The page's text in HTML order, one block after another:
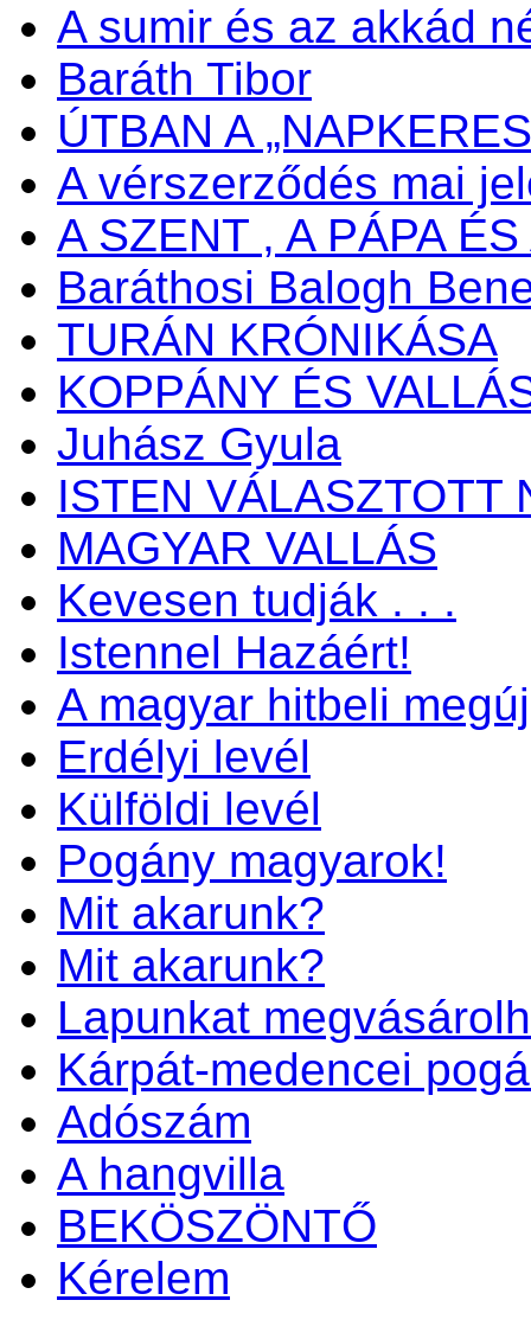
A sumir és az akkád
Baráth Tibor
ÚTBAN A
A vérszerződés mai
A SZENT , A PÁPA
Baráthosi Balogh
TURÁN KRÓNIKÁSA
KOPPÁNY ÉS
Juhász Gyula
ISTEN VÁLASZTOTT
MAGYAR VALLÁS
Kevesen tudják . . .
Istennel Hazáért!
A magyar hitbeli
Erdélyi levél
Külföldi levél
Pogány magyarok!
Mit akarunk?
Mit akarunk?
Lapunkat
Kárpát-medencei
Adószám
A hangvilla
BEKÖSZÖNTŐ
Kérelem